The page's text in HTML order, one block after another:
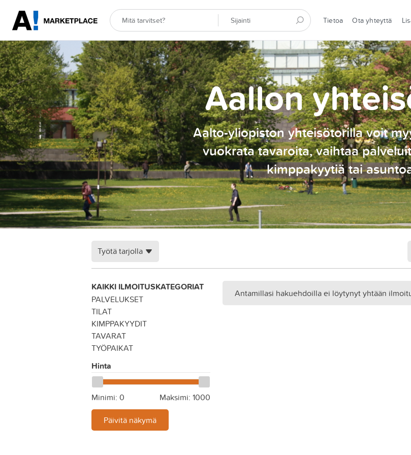
Tietoa Ota yhteyttä
Aallon
Aalto-yliopiston yhteisötorilla voit
vuokrata tavaroita, vaihtaa
kimppakyytiä tai
Työtä tarjolla
KAIKKI ILMOITUSKATEGORIAT
PALVELUKSET
TILAT
KIMPPAKYYDIT
TAVARAT
TYÖPAIKAT
Hinta
Minimi: 0 Maksimi: 1000
Päivitä näkymä
Antamillasi hakuehdoilla ei löytynyt yhtään